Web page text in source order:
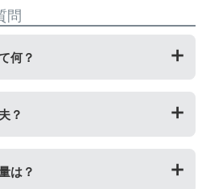
問
何？
パーティ製や社外品などとも言
低いため純正品よりも安価でご
？
ターに適合するように作られて
は？